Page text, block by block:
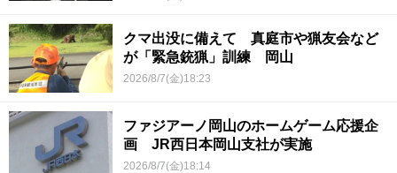
クマ出没に備えて 真庭市や猟友会など
が「緊急銃猟」訓練 岡山
2026/8/7(金)18:23
ファジアーノ岡山のホームゲーム応援企
画 JR西日本岡山支社が実施
2026/8/7(金)18:14